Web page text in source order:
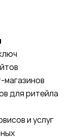
для ритейла
и услуг